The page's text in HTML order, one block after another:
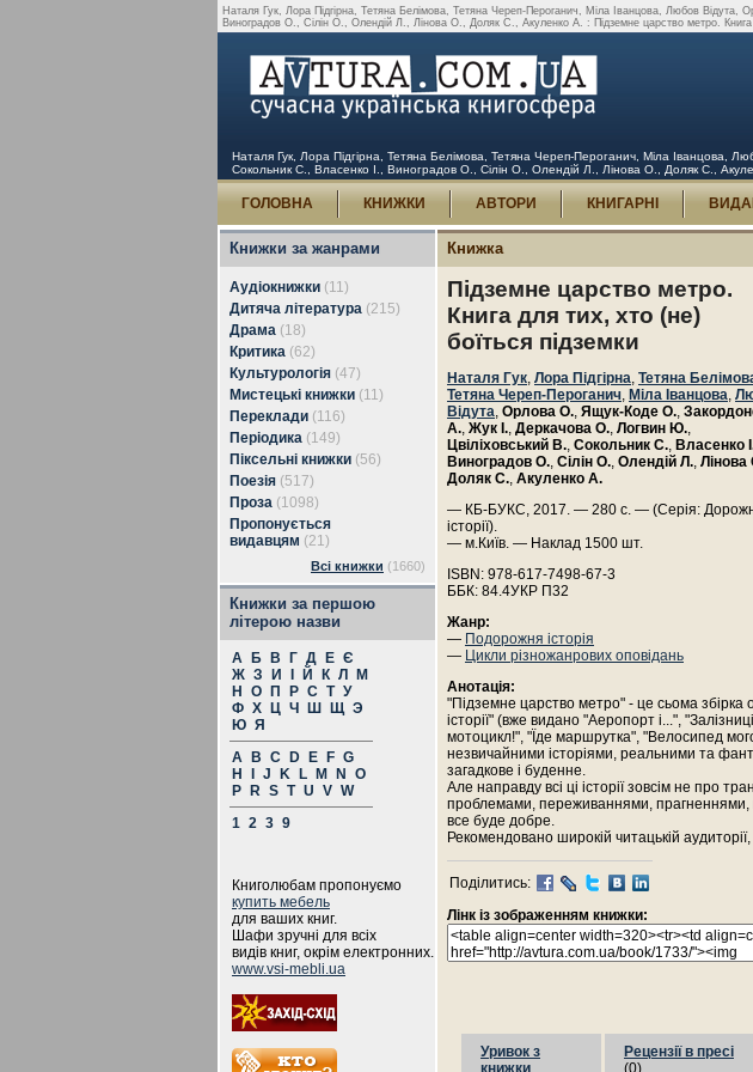
Наталя Гук, Лора Підгірна, Тетяна Белімова, Тетяна Череп-Пероганич, Міла Іванцова, Любов
Виноградов О., Сілін О., Олендій Л., Лінова О., Доляк С., Акуленко А. : Підземне царство метро. Книга
Наталя Гук, Лора Підгірна, Тетяна Белімова, Тетяна Череп-Пероганич, Міла Іванцова,
Сокольник С., Власенко І., Виноградов О., Сілін О., Олендій Л., Лінова О., Доляк С.,
ГОЛОВНА КНИЖКИ АВТОРИ КНИГАРНІ
Книжки за жанрами
Аудіокнижки (11)
Дитяча література (215)
Драма (18)
Критика (62)
Культурологія (47)
Мистецькі книжки (11)
Переклади (116)
Періодика (149)
Піксельні книжки (56)
Поезія (517)
Проза (1098)
Пропонується
видавцям (21)
Всі книжки (1660)
Книжки за першою
літерою назви
А Б В Г Д Е Є
Ж З И Й К Л
М
Н
О П Р С Т У
Ф Х Ц Ч Ш Щ Э
Ю Я
A
B C D E F G
H
J K L M N
O
P
R S T U V W
1 2 3 9
Книголюбам пропонуємо
купить мебель
для ваших книг.
Шафи зручні для всіх
видів книг, окрім електронних.
www.vsi-mebli.ua
Книжка
Підземне царство метро.
Книга для тих, хто (не)
боїться підземки
Наталя Гук, Лора Підгірна, Тетяна
Тетяна Череп-Пероганич, Міла Іванцова,
Відута, Орлова О., Ящук-Коде О.,
А., Жук І., Деркачова О., Логвин Ю.,
Цвіліховський В., Сокольник С., Власенко
Виноградов О., Сілін О., Олендій Л., Лінова
Доляк С., Акуленко А.
— КБ-БУКС, 2017. — 280 с. — (Серія:
історії).
— м.Київ. — Наклад 1500 шт.
ISBN: 978-617-7498-67-3
ББК: 84.4УКР П32
Жанр:
— Подорожня історія
— Цикли різножанрових оповідань
Анотація:
"Підземне царство метро" - це сьома збірка
історії" (вже видано "Аеропорт і...",
мотоцикл!", "Їде маршрутка", "Велосипед
незвичайними історіями, реальними та
загадкове і буденне.
Але направду всі ці історії зовсім не про
проблемами, переживаннями, прагненнями,
все буде добре.
Рекомендовано широкій читацькій
Поділитись:
Лінк із зображенням книжки:
Уривок з
книжки
Рецензії в пресі
(0)